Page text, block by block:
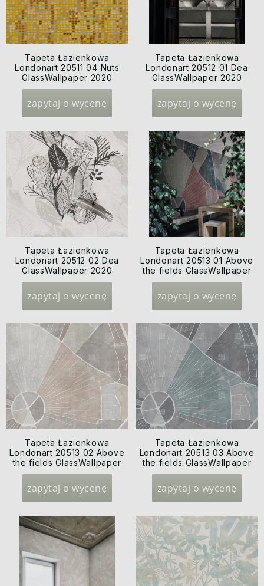
Tapeta Łazienkowa
Londonart 20511 04 Nuts
GlassWallpaper 2020
zapytaj o wycenę
Tapeta Łazienkowa
Londonart 20512 01 Dea
GlassWallpaper 2020
zapytaj o wycenę
Tapeta Łazienkowa
Londonart 20512 02 Dea
GlassWallpaper 2020
zapytaj o wycenę
Tapeta Łazienkowa
Londonart 20513 01 Above
the fields GlassWallpaper
2020
zapytaj o wycenę
Tapeta Łazienkowa
Londonart 20513 02 Above
the fields GlassWallpaper
2020
zapytaj o wycenę
Tapeta Łazienkowa
Londonart 20513 03 Above
the fields GlassWallpaper
2020
zapytaj o wycenę